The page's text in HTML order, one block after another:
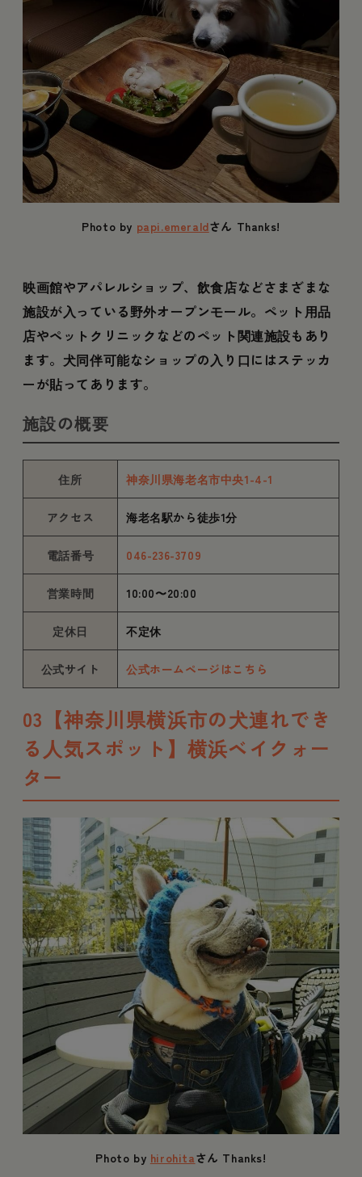
Photo by papi.emeraldさん Thanks!
映画館やアパレルショップ、飲食店などさまざまな
施設が入っている野外オープンモール。ペット用品
店やペットクリニックなどのペット関連施設もあり
ます。犬同伴可能なショップの入り口にはステッカ
ーが貼ってあります。
施設の概要
住所 神奈川県海老名市中央1-4-1
アクセス 海老名駅から徒歩1分
電話番号 046-236-3709
営業時間 10:00〜20:00
定休日 不定休
公式サイト 公式ホームページはこちら
03【神奈川県横浜市の犬連れでき
る人気スポット】横浜ベイクォー
ター
Photo by hirohitaさん Thanks!